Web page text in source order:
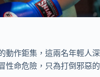
動作鉅集，這兩名年輕人深
性命危險，只為打倒邪惡的